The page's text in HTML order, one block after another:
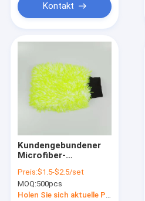
Kontakt
Kundengebundener
Microfiber-
Handschuh für
professionelle
Autopflege
Preis:$1.5-$2.5/set
MOQ:500pcs
Holen Sie sich aktuelle Preis